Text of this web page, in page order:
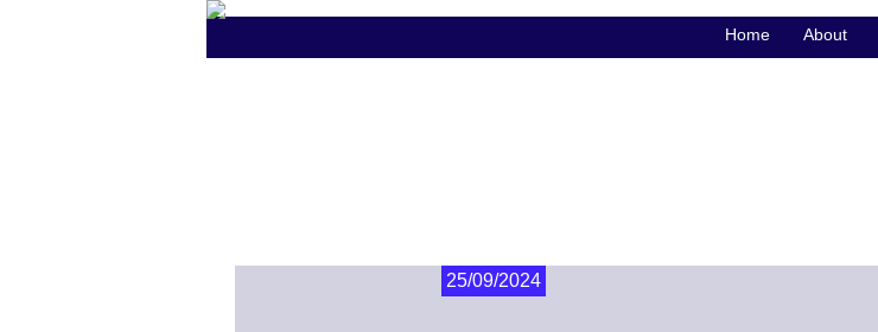
25/09/2024
Home About